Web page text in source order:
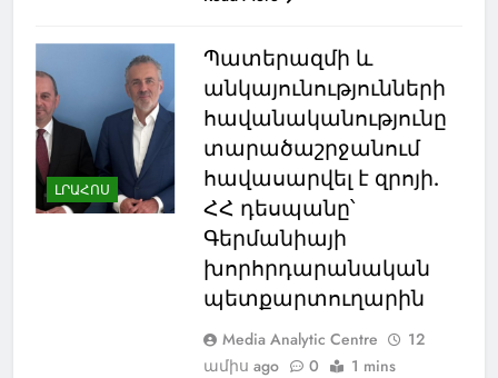
ԼՐԱՀՈՍ
Պատերազմի և
անկայունությունների
հավանականությունը
տարածաշրջանում
հավասարվել է զրոյի.
ՀՀ դեսպանը՝
Գերմանիայի
խորհրդարանական
պետքարտուղարին
Media Analytic Centre
12
ամիս ago
0 1 mins